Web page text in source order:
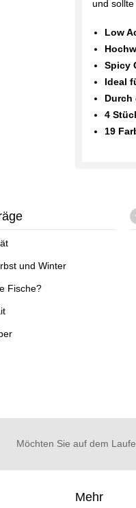
und sollte
Low
Spicy
Ideal
Durch
4
19
und Winter
Fische?
Möchten Sie auf dem
Mehr